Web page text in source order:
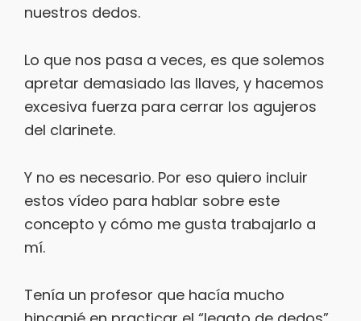
nuestros dedos.
Lo que nos pasa a veces, es que solemos
apretar demasiado las llaves, y hacemos
excesiva fuerza para cerrar los agujeros
del clarinete.
Y no es necesario. Por eso quiero incluir
estos vídeo para hablar sobre este
concepto y cómo me gusta trabajarlo a
mí.
Tenía un profesor que hacía mucho